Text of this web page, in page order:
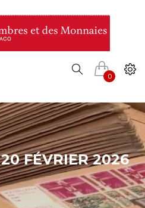
0
FÉVRIER 2026